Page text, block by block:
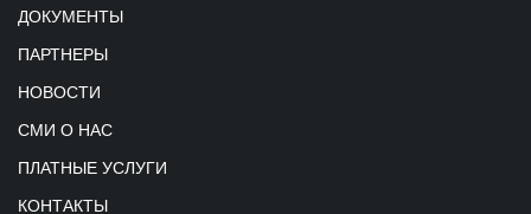
ДОКУМЕНТЫ
ПАРТНЕРЫ
НОВОСТИ
СМИ О НАС
ПЛАТНЫЕ УСЛУГИ
КОНТАКТЫ